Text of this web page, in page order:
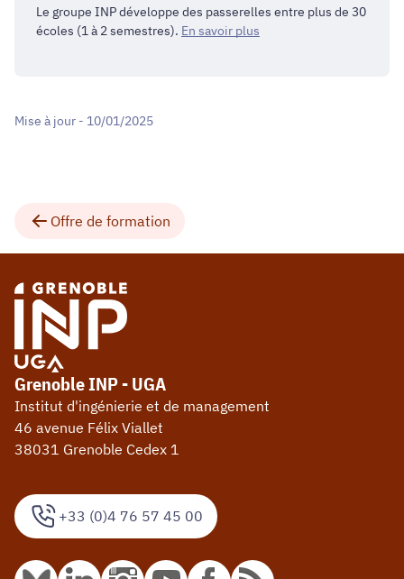
Le groupe INP développe des passerelles entre plus de 30
écoles (1 à 2 semestres). En savoir plus
Mise à jour - 10/01/2025
Offre de formation
+33 (0)4 76 57 45 00
Grenoble INP - UGA
Institut d'ingénierie et de management
46 avenue Félix Viallet
38031 Grenoble Cedex 1